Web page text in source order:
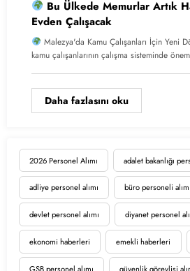
2026 Personel Alımı adalet bakanlığı
adliye personel alımı büro personeli alımı
devlet personel alımı diyanet personel
ekonomi haberleri emekli haberleri
GSB personel alımı güvenlik görevlisi
Bu Ülkede Memurlar Artık
Evden Çalışacak
Malezya'da Kamu Çalışanları İçin Yeni
kamu çalışanlarının çalışma sisteminde
Daha fazlasını oku